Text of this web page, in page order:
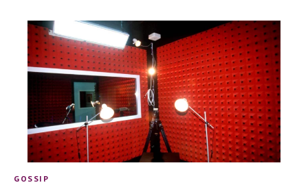
GOSSIP